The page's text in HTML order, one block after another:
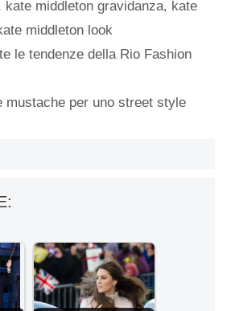
kate middleton gravidanza, kate
middleton look
le tendenze della Rio Fashion
mustache per uno street style